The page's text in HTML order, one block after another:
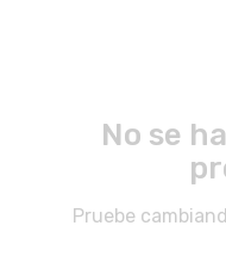
No se
Pruebe